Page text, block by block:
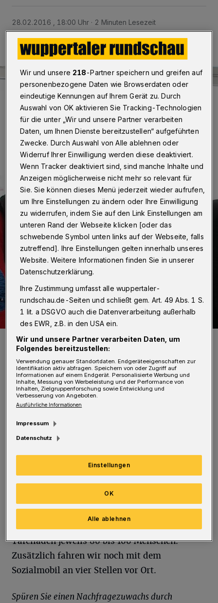
28.02.2016 , 18:00 Uhr 2 Minuten Lesezeit
Wolfgang Nielsen leitet die seit 1995 bestehende Wuppertaler
Tafel — und sagt für „Wuppertal hilft!“ nochmals ganz herzlich
„Danke“.
Foto: Raina Seinsche
G erade ist der bundesdeutsche Armutsbericht
veröffentlicht worden. Wie erleben Sie
gesellschaftliche Missverhältnisse?
Nielsen:Wir haben jeden Tag mit der
Wirklichkeit hinter den Statistiken zu
kämpfen, sehen und erleben die Armut vor der
Tür. Täglich besuchen uns in unseren vier
Tafelläden jeweils 80 bis 100 Menschen.
Zusätzlich fahren wir noch mit dem
Sozialmobil an vier Stellen vor Ort.
Spüren Sie einen Nachfragezuwachs durch
Wir und unsere 218-Partner speichern und greifen auf
personenbezogene Daten wie Browserdaten oder
eindeutige Kennungen auf Ihrem Gerät zu. Durch
Auswahl von OK aktivieren Sie Tracking-Technologien
für die unter „Wir und unsere Partner verarbeiten
Daten, um Ihnen Dienste bereitzustellen“ aufgeführten
Zwecke. Durch Auswahl von Alle ablehnen oder
Widerruf Ihrer Einwilligung werden diese deaktiviert.
Wenn Tracker deaktiviert sind, sind manche Inhalte und
Anzeigen möglicherweise nicht mehr so relevant für
Sie. Sie können dieses Menü jederzeit wieder aufrufen,
um Ihre Einstellungen zu ändern oder Ihre Einwilligung
zu widerrufen, indem Sie auf den Link Einstellungen am
unteren Rand der Webseite klicken [oder das
schwebende Symbol unten links auf der Webseite, falls
zutreffend]. Ihre Einstellungen gelten innerhalb unseres
Website. Weitere Informationen finden Sie in unserer
Datenschutzerklärung.
Ihre Zustimmung umfasst alle wuppertaler-
rundschau.de-Seiten und schließt gem. Art. 49 Abs. 1 S.
1 lit. a DSGVO auch die Datenverarbeitung außerhalb
des EWR, z.B. in den USA ein.
Wir und unsere Partner verarbeiten Daten, um
Folgendes bereitzustellen:
Verwendung genauer Standortdaten. Endgeräteeigenschaften zur
Identifikation aktiv abfragen. Speichern von oder Zugriff auf
Informationen auf einem Endgerät. Personalisierte Werbung und
Inhalte, Messung von Werbeleistung und der Performance von
Inhalten, Zielgruppenforschung sowie Entwicklung und
Verbesserung von Angeboten.
Ausführliche Informationen
Impressum
Datenschutz
Einstellungen
Alle ablehnen
OK